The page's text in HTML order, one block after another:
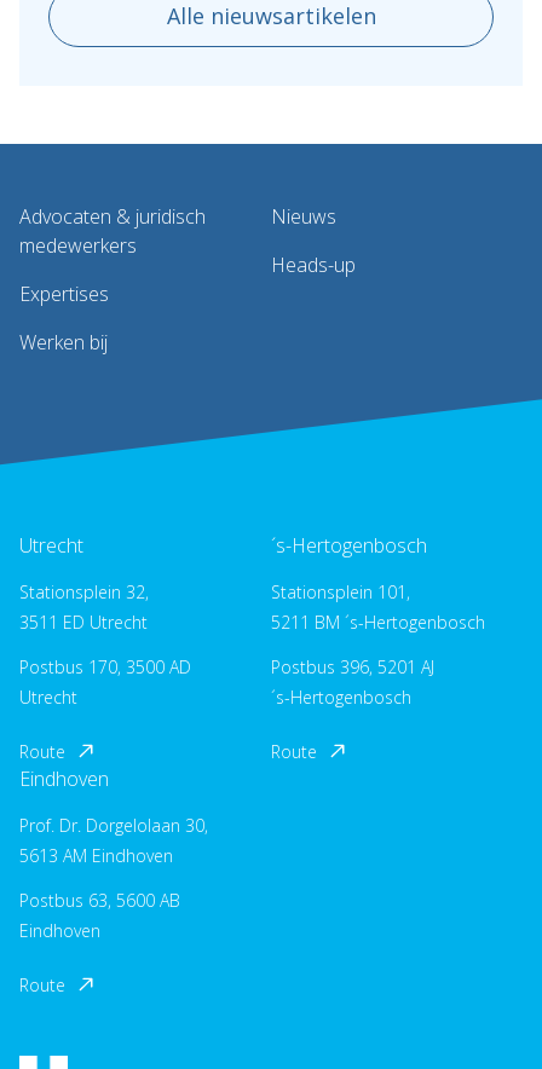
Alle nieuwsartikelen
Advocaten & juridisch
medewerkers
Expertises
Werken bij
Nieuws
Heads-up
Utrecht
Stationsplein 32,
3511 ED Utrecht
Postbus 170, 3500 AD
Utrecht
Route
´s-Hertogenbosch
Stationsplein 101,
5211 BM ´s-Hertogenbosch
Postbus 396, 5201 AJ
´s-Hertogenbosch
Route
Eindhoven
Prof. Dr. Dorgelolaan 30,
5613 AM Eindhoven
Postbus 63, 5600 AB
Eindhoven
Route